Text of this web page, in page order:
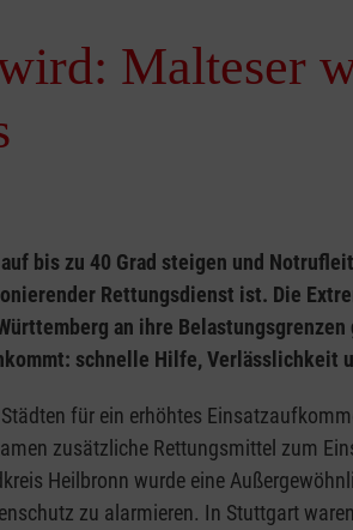
Malteser
bis zu 40 Grad steigen und
Rettungsdienst ist. Die
an ihre
schnelle Hilfe, Verlässlichkeit
für ein erhöhtes
zusätzliche Rettungsmittel zum
Heilbronn wurde eine
zu alarmieren. In Stuttgart